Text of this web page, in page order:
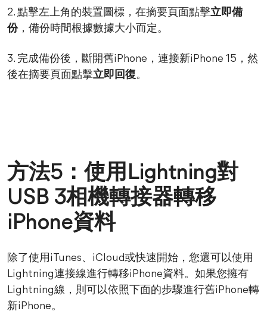
2. 點擊左上角的裝置圖標，在摘要頁面點擊立即備
份，備份時間根據數據大小而定。
3. 完成備份後，斷開舊iPhone，連接新iPhone 15，然
後在摘要頁面點擊立即回復。
方法5：使用Lightning對
USB 3相機轉接器轉移
iPhone資料
除了使用iTunes、iCloud或快速開始，您還可以使用
Lightning連接線進行轉移iPhone資料。如果您擁有
Lightning線，則可以依照下面的步驟進行舊iPhone轉
新iPhone。